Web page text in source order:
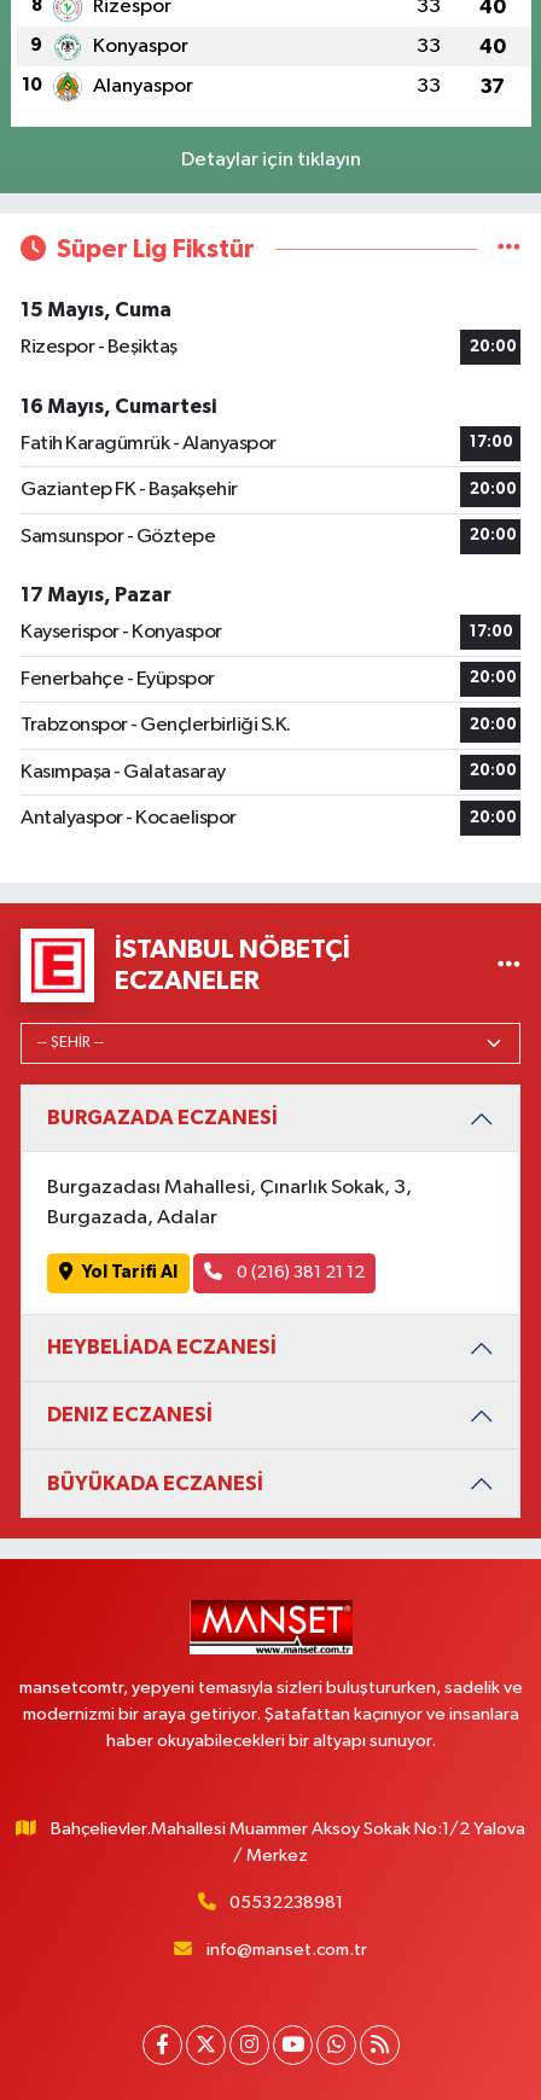
8 Rizespor 33 40
9 Konyaspor 33 40
10 Alanyaspor 33 37
Detaylar için tıklayın
Süper Lig Fikstür
15 Mayıs, Cuma
Rizespor - Beşiktaş
20:00
16 Mayıs, Cumartesi
Fatih Karagümrük - Alanyaspor
17:00
Gaziantep FK - Başakşehir 20:00
Samsunspor - Göztepe 20:00
17 Mayıs, Pazar
Kayserispor - Konyaspor
17:00
Fenerbahçe - Eyüpspor 20:00
Trabzonspor - Gençlerbirliği S.K. 20:00
Kasımpaşa - Galatasaray 20:00
Antalyaspor - Kocaelispor 20:00
İSTANBUL NÖBETÇI
ECZANELER
BURGAZADA ECZANESİ
Burgazadası Mahallesi, Çınarlık Sokak, 3,
Burgazada, Adalar
Yol Tarifi Al 0 (216) 381 21 12
HEYBELİADA ECZANESİ
DENIZ ECZANESİ
BÜYÜKADA ECZANESİ
mansetcomtr, yepyeni temasıyla sizleri buluştururken, sadelik ve
modernizmi bir araya getiriyor. Şatafattan kaçınıyor ve insanlara
haber okuyabilecekleri bir altyapı sunuyor.
Bahçelievler.Mahallesi Muammer Aksoy Sokak No:1/2 Yalova
/ Merkez
05532238981
info@manset.com.tr